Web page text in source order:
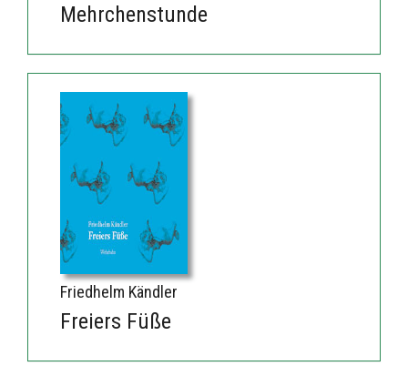
Mehrchenstunde
Friedhelm Kändler
Freiers Füße